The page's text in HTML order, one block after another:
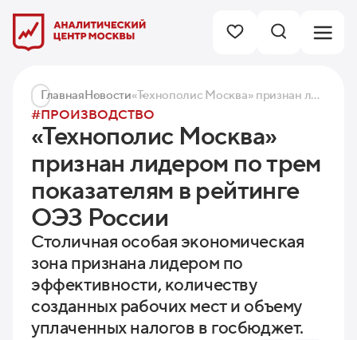
ГлавнаяНовости «Технополис Москва» признан лидером по трем показателям в рейтинге ОЭЗ России
#ПРОИЗВОДСТВО
«Технополис Москва»
признан лидером по трем
показателям в рейтинге
ОЭЗ России
Столичная особая экономическая
зона признана лидером по
эффективности, количеству
созданных рабочих мест и объему
уплаченных налогов в госбюджет.